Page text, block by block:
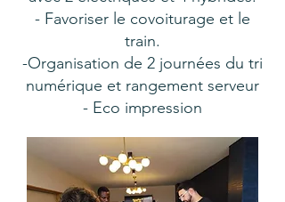
- Favoriser le covoiturage et le
train.
-Organisation de 2 journées du tri
numérique et rangement serveur
- Eco impression